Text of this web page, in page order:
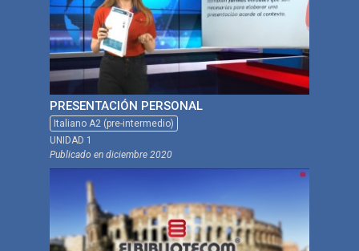
PRESENTACIÓN PERSONAL
Italiano A2 (pre-intermedio)
UNIDAD 1
Publicado endiciembre 2020